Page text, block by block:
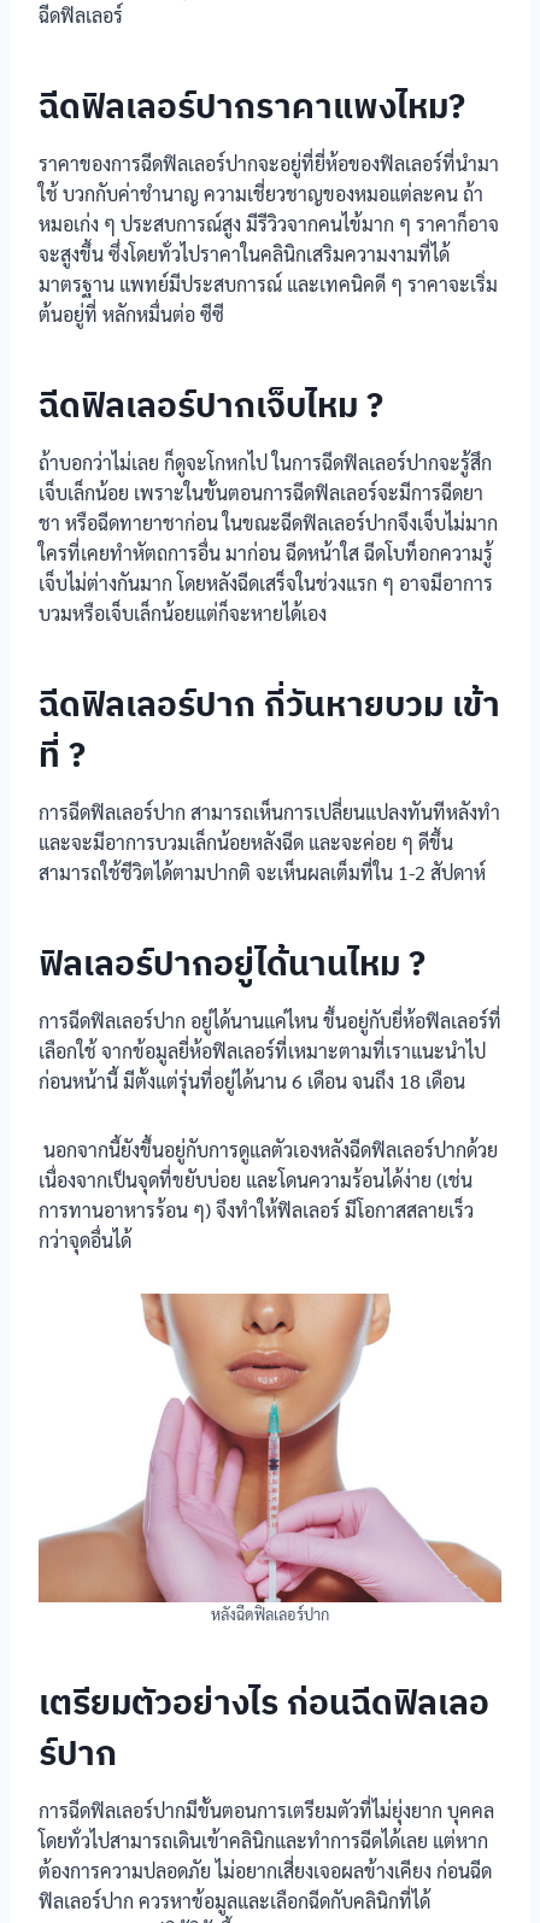
ฉีดฟิลเลอร์
ฉีดฟิลเลอร์ปากราคาแพงไหม?
ราคาของการฉีดฟิลเลอร์ปากจะอยู่ที่ยี่ห้อของฟิลเลอร์ที่นำมา
ใช้ บวกกับค่าชำนาญ ความเชี่ยวชาญของหมอแต่ละคน ถ้า
หมอเก่ง ๆ ประสบการณ์สูง มีรีวิวจากคนไข้มาก ๆ ราคาก็อาจ
จะสูงขึ้น ซึ่งโดยทั่วไปราคาในคลินิกเสริมความงามที่ได้
มาตรฐาน แพทย์มีประสบการณ์ และเทคนิคดี ๆ ราคาจะเริ่ม
ต้นอยู่ที่ หลักหมื่นต่อ ซีซี
ฉีดฟิลเลอร์ปากเจ็บไหม ?
ถ้าบอกว่าไม่เลย ก็ดูจะโกหกไป ในการฉีดฟิลเลอร์ปากจะรู้สึก
เจ็บเล็กน้อย เพราะในขั้นตอนการฉีดฟิลเลอร์จะมีการฉีดยา
ชา หรือฉีดทายาชาก่อน ในขณะฉีดฟิลเลอร์ปากจึงเจ็บไม่มาก
ใครที่เคยทำหัตถการอื่น มาก่อน ฉีดหน้าใส ฉีดโบท็อกความรู้
เจ็บไม่ต่างกันมาก โดยหลังฉีดเสร็จในช่วงแรก ๆ อาจมีอาการ
บวมหรือเจ็บเล็กน้อยแต่ก็จะหายได้เอง
ฉีดฟิลเลอร์ปาก กี่วันหายบวม เข้า
ที่ ?
การฉีดฟิลเลอร์ปาก สามารถเห็นการเปลี่ยนแปลงทันทีหลังทำ
และจะมีอาการบวมเล็กน้อยหลังฉีด และจะค่อย ๆ ดีขึ้น
สามารถใช้ชีวิตได้ตามปากติ จะเห็นผลเต็มที่ใน 1-2 สัปดาห์
ฟิลเลอร์ปากอยู่ได้นานไหม ?
การฉีดฟิลเลอร์ปาก อยู่ได้นานแค่ไหน ขึ้นอยู่กับยี่ห้อฟิลเลอร์ที่
เลือกใช้ จากข้อมูลยี่ห้อฟิลเลอร์ที่เหมาะตามที่เราแนะนำไป
ก่อนหน้านี้ มีตั้งแต่รุ่นที่อยู่ได้นาน 6 เดือน จนถึง 18 เดือน
นอกจากนี้ยังขึ้นอยู่กับการดูแลตัวเองหลังฉีดฟิลเลอร์ปากด้วย
เนื่องจากเป็นจุดที่ขยับบ่อย และโดนความร้อนได้ง่าย (เช่น
การทานอาหารร้อน ๆ) จึงทำให้ฟิลเลอร์ มีโอกาสสลายเร็ว
กว่าจุดอื่นได้
หลังฉีดฟิลเลอร์ปาก
เตรียมตัวอย่างไร ก่อนฉีดฟิลเลอ
ร์ปาก
การฉีดฟิลเลอร์ปากมีขั้นตอนการเตรียมตัวที่ไม่ยุ่งยาก บุคคล
โดยทั่วไปสามารถเดินเข้าคลินิกและทำการฉีดได้เลย แต่หาก
ต้องการความปลอดภัย ไม่อยากเสี่ยงเจอผลข้างเคียง ก่อนฉีด
ฟิลเลอร์ปาก ควรหาข้อมูลและเลือกฉีดกับคลินิกที่ได้